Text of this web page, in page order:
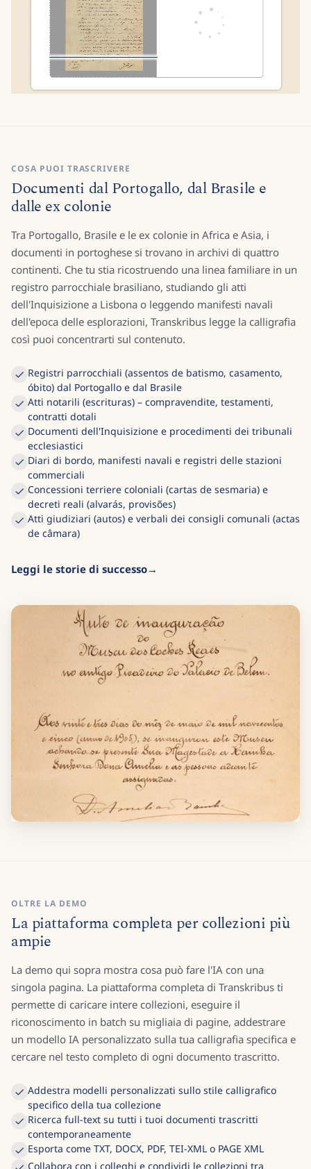
COSA PUOI TRASCRIVERE
Documenti dal Portogallo, dal Brasile e
dalle ex colonie
Tra Portogallo, Brasile e le ex colonie in Africa e Asia, i
documenti in portoghese si trovano in archivi di quattro
continenti. Che tu stia ricostruendo una linea familiare in un
registro parrocchiale brasiliano, studiando gli atti
dell'Inquisizione a Lisbona o leggendo manifesti navali
dell'epoca delle esplorazioni, Transkribus legge la calligrafia
così puoi concentrarti sul contenuto.
Registri parrocchiali (assentos de batismo, casamento,
óbito) dal Portogallo e dal Brasile
Atti notarili (escrituras) – compravendite, testamenti,
contratti dotali
Documenti dell'Inquisizione e procedimenti dei tribunali
ecclesiastici
Diari di bordo, manifesti navali e registri delle stazioni
commerciali
Concessioni terriere coloniali (cartas de sesmaria) e
decreti reali (alvarás, provisões)
Atti giudiziari (autos) e verbali dei consigli comunali (actas
de câmara)
Leggi le storie di successo
OLTRE LA DEMO
La piattaforma completa per collezioni più
ampie
La demo qui sopra mostra cosa può fare l'IA con una
singola pagina. La piattaforma completa di Transkribus ti
permette di caricare intere collezioni, eseguire il
riconoscimento in batch su migliaia di pagine, addestrare
un modello IA personalizzato sulla tua calligrafia specifica e
cercare nel testo completo di ogni documento trascritto.
Addestra modelli personalizzati sullo stile calligrafico
specifico della tua collezione
Ricerca full-text su tutti i tuoi documenti trascritti
contemporaneamente
Esporta come TXT, DOCX, PDF, TEI-XML o PAGE XML
Collabora con i colleghi e condividi le collezioni tra